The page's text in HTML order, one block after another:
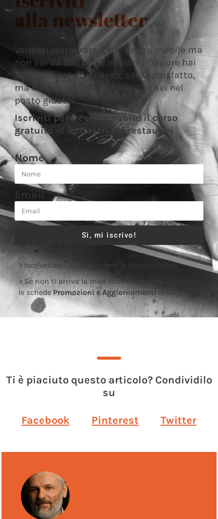
alla newsletter
Vorresti restaurare il tuo primo mobile ma
non sai da che parte iniziare? Oppure hai
già restaurato qualcosa, sei soddisfatto,
ma hai ancora mille dubbi. Ora sei nel
posto giusto!
Iscriviti per ricevere subito il corso
gratuito «I 7 pilastri del restauro»
Nome
Email
Sì, mi iscrivo!
> Iscrivendoti accetti la nostra
Privacy Policy
> Se non ti arriva la mail controlla anche lo spam e
le schedePromozioni e Aggiornamentidi Gmail.
Ti è piaciuto questo articolo? Condividilo
su
Facebook Pinterest Twitter